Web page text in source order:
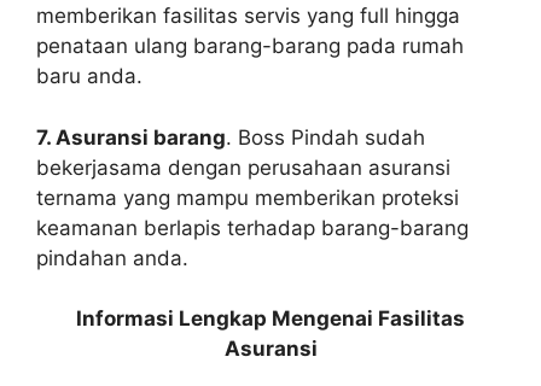
memberikan fasilitas servis yang full hingga
penataan ulang barang-barang pada rumah
baru anda.
7. Asuransi barang. Boss Pindah sudah
bekerjasama dengan perusahaan asuransi
ternama yang mampu memberikan proteksi
keamanan berlapis terhadap barang-barang
pindahan anda.
Informasi Lengkap Mengenai Fasilitas
Asuransi